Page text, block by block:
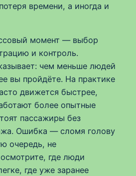
времени, а иногда и
момент — выбор
и контроль.
чем меньше людей
вы пройдёте. На практике
движется быстрее,
более опытные
пассажиры без
Ошибка — сломя голову
очередь, не
где люди
где уже заранее